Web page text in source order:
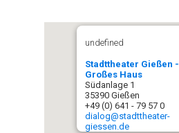
undefined
Stadttheater Gießen -
Großes Haus
Südanlage 1
35390 Gießen
+49 (0) 641 - 79 57 0
dialog@stadttheater-
giessen.de